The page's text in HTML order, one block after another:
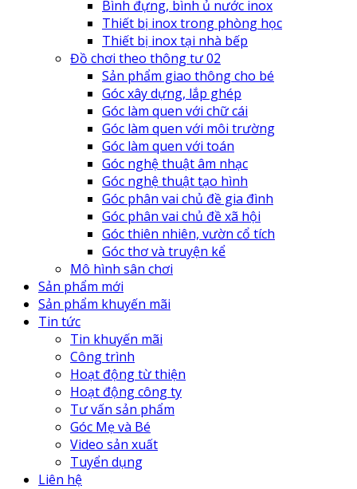
Bình đựng, bình ủ nước inox
Thiết bị inox trong phòng học
Thiết bị inox tại nhà bếp
Đồ chơi theo thông tư 02
Sản phẩm giao thông cho bé
Góc xây dựng, lắp ghép
Góc làm quen với chữ cái
Góc làm quen với môi trường
Góc làm quen với toán
Góc nghệ thuật âm nhạc
Góc nghệ thuật tạo hình
Góc phân vai chủ đề gia đình
Góc phân vai chủ đề xã hội
Góc thiên nhiên, vườn cổ tích
Góc thơ và truyện kể
Mô hình sân chơi
Sản phẩm mới
Sản phẩm khuyến mãi
Tin tức
Tin khuyến mãi
Công trình
Hoạt động từ thiện
Hoạt động công ty
Tư vấn sản phẩm
Góc Mẹ và Bé
Video sản xuất
Tuyển dụng
Liên hệ